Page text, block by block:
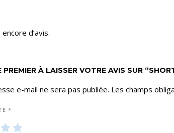
encore d’avis.
PREMIER À LAISSER VOTRE AVIS SUR
e-mail ne sera pas publiée. Les champs
*
3
4